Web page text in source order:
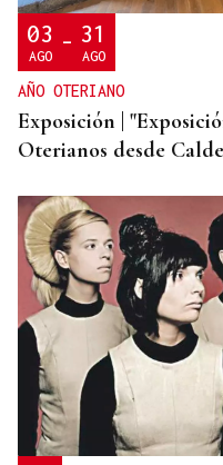
medios europeos
03
AGO - 31
AGO
AÑO OTERIANO
Exposición |
Oterianos desde